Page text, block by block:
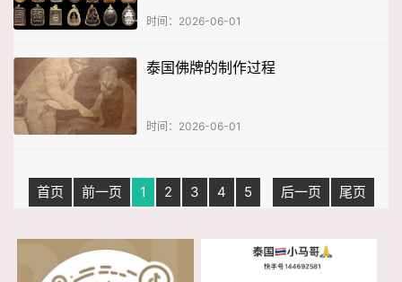
时间：2026-06-01
泰国佛牌的制作过程
时间：2026-06-01
首页 前一页 1 2 3 4 5 后一页 尾页